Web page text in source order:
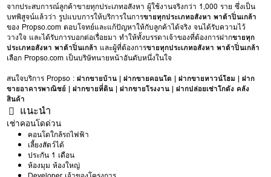
จากประสบการณ์ลูกค้าขายทุกประเภทอสังหา ผู้ใช้งานจริงกว่า 1,000 ราย ซึ่งเป็น
บทพิสูจน์แล้วว่า รูปแบบการให้บริการในการขายทุกประเภทอสังหา พาต้าปิ่นเกล้า
ของ Propso.com ตอบโจทย์และแก้ปัญหาให้กับลูกค้าได้จริง จนได้รับความไว้
วางใจ และได้รับการบอกต่อเรื่อยมา ทำให้ทั้งบรรดาเจ้าของที่ต้องการฝากขายทุก
ประเภทอสังหา พาต้าปิ่นเกล้า และผู้ที่ต้องการขายทุกประเภทอสังหา พาต้าปิ่นเกล้า
เลือก Propso.com เป็นบริษัทนายหน้าอันดับหนึ่งในใจ
สนใจบริการ Propso :ฝากขายบ้าน |ฝากขายคอนโด |ฝากขายทาวน์โฮม |ฝาก
ขายอาคารพาณิชย์ |ฝากขายที่ดิน |ฝากขายโรงงาน |ฝากปล่อยเช่าโกดัง คลัง
สินค้า
แนะนำ
เช่าคอนโดด่วน
คอนโดใกล้รถไฟฟ้า
เลี้ยงสัตว์ได้
ประกัน 1 เดือน
ห้องมุม ห้องใหญ่